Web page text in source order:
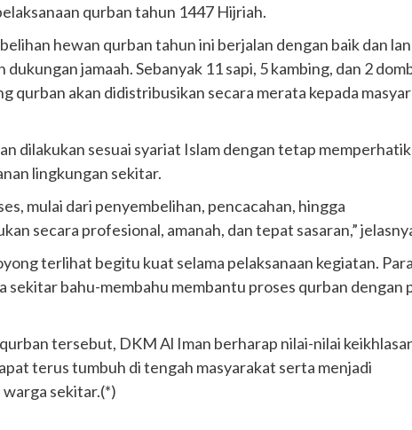
qurban tahun 1447 Hijriah.
hewan qurban tahun ini berjalan dengan baik dan
jamaah. Sebanyak 11 sapi, 5 kambing, dan 2
qurban akan didistribusikan secara merata kepada
dilakukan sesuai syariat Islam dengan tetap
lingkungan sekitar.
mulai dari penyembelihan, pencacahan, hingga
secara profesional, amanah, dan tepat sasaran,”
terlihat begitu kuat selama pelaksanaan kegiatan. Para
sekitar bahu-membahu membantu proses qurban dengan
tersebut, DKM Al Iman berharap nilai-nilai
terus tumbuh di tengah masyarakat serta menjadi
sekitar.(*)